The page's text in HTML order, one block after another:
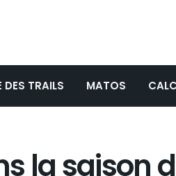
DES TRAILS MATOS
la saison